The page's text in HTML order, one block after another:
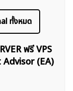
ทั้งหมด
ฟรี VPS
Advisor (EA)